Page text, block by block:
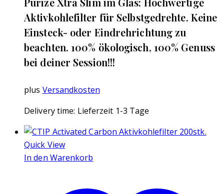
Aktivkohlefilter für Selbstgedrehte. Keine
Einsteck- oder Eindrehrichtung zu
beachten. 100% ökologisch, 100% Genuss
bei deiner Session!!!
plus Versandkosten
Delivery time: Lieferzeit 1-3 Tage
Quick View
In den Warenkorb